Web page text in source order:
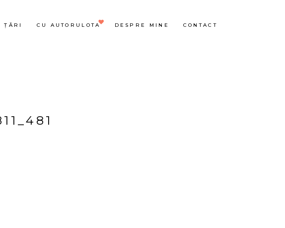
ȚĂRI CU AUTORULOTA DESPRE MINE CONTACT